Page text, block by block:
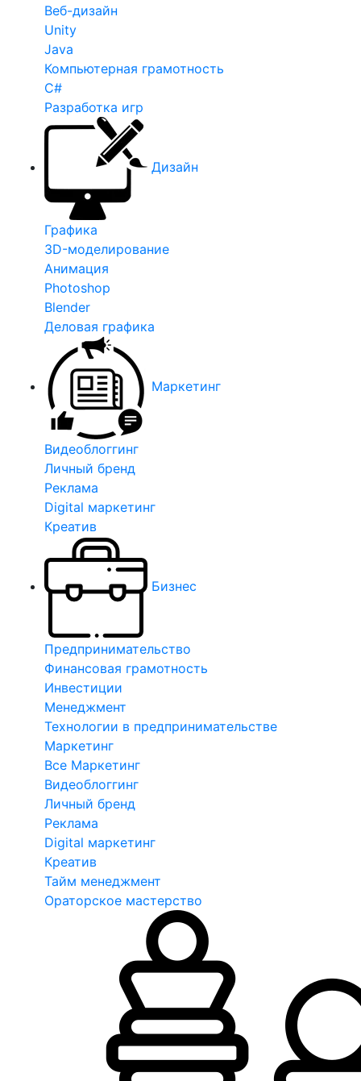
Веб-дизайн
Unity
Java
Компьютерная грамотность
C#
Разработка игр
Дизайн
Графика
3D-моделирование
Анимация
Photoshop
Blender
Деловая графика
Маркетинг
Видеоблоггинг
Личный бренд
Реклама
Digital маркетинг
Креатив
Бизнес
Предпринимательство
Финансовая грамотность
Инвестиции
Менеджмент
Технологии в предпринимательстве
Маркетинг
Все Маркетинг
Видеоблоггинг
Личный бренд
Реклама
Digital маркетинг
Креатив
Тайм менеджмент
Ораторское мастерство